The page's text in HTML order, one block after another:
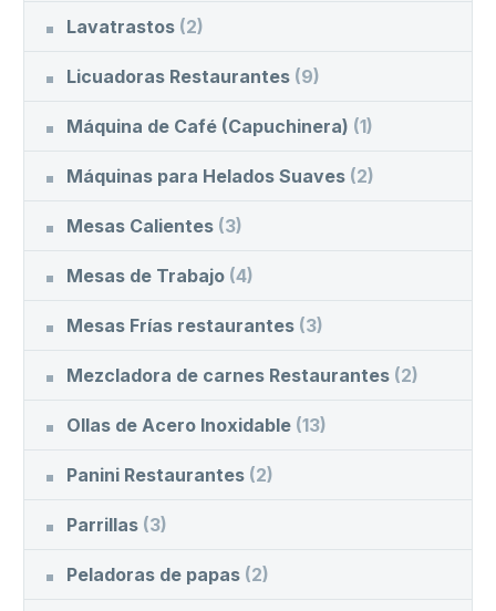
Lavatrastos (2)
Licuadoras Restaurantes (9)
Máquina de Café (Capuchinera) (1)
Máquinas para Helados Suaves (2)
Mesas Calientes (3)
Mesas de Trabajo (4)
Mesas Frías restaurantes (3)
Mezcladora de carnes Restaurantes (2)
Ollas de Acero Inoxidable (13)
Panini Restaurantes (2)
Parrillas (3)
Peladoras de papas (2)